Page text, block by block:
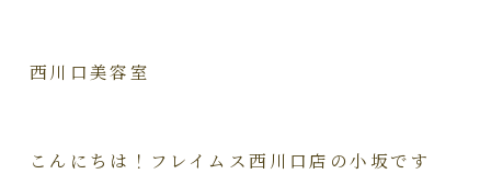
西川口美容室
こんにちは！フレイムス西川口店の小坂です